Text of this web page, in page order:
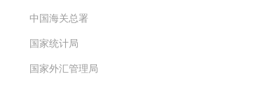
中国海关总署
国家统计局
国家外汇管理局